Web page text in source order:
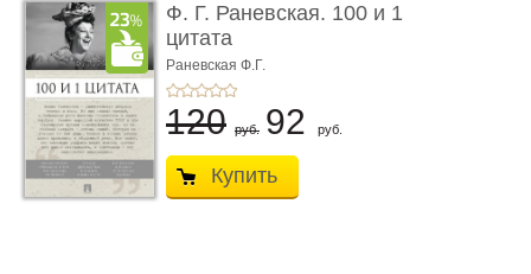
Ф. Г. Раневская. 100 и 1
цитата
Раневская Ф.Г.
120 руб. 92 руб.
Купить